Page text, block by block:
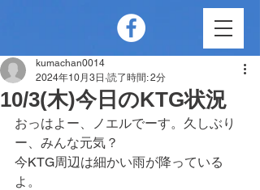
10/3(木)今日のKTG状況
kumachan0014
2024年10月3日 読了時間: 2分
おっはよー、ノエルでーす。久しぶり
ー、みんな元気？
今KTG周辺は細かい雨が降っている
よ。